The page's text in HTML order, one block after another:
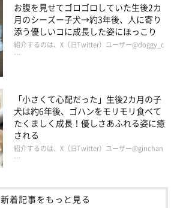
お腹を見せてゴロゴロしていた生後2カ
月のシーズー子犬→約3年後、人に寄り
添う優しいコに成長した姿にほっこり
紹介するのは、X（旧Twitter）ユーザー@doggy_c
…
「小さくて心配だった」生後2カ月の子
犬は約6年後、ゴハンをモリモリ食べて
たくましく成長！優しさあふれる姿に癒
される
紹介するのは、X（旧Twitter）ユーザー@ginchan
…
新着記事をもっと見る